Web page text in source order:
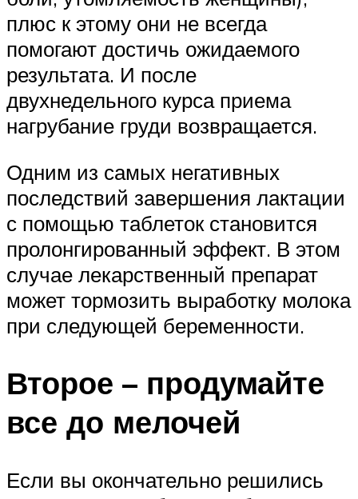
плюс к этому они не всегда
помогают достичь ожидаемого
результата. И после
двухнедельного курса приема
нагрубание груди возвращается.
Одним из самых негативных
последствий завершения лактации
с помощью таблеток становится
пролонгированный эффект. В этом
случае лекарственный препарат
может тормозить выработку молока
при следующей беременности.
Второе – продумайте
все до мелочей
Если вы окончательно решились